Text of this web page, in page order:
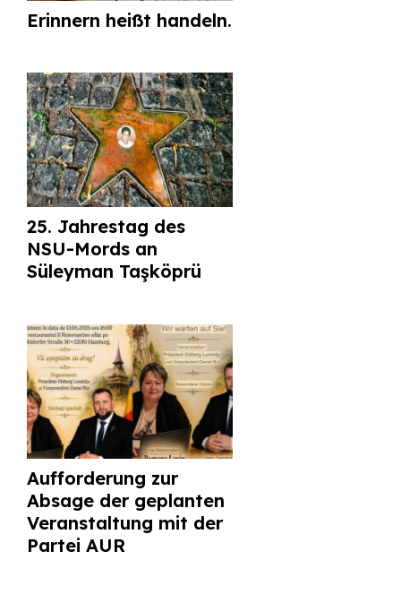
Erinnern heißt handeln.
25. Jahrestag des
NSU-Mords an
Süleyman Taşköprü
Aufforderung zur
Absage der geplanten
Veranstaltung mit der
Partei AUR